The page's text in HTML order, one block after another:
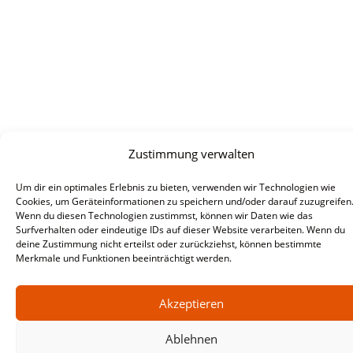
Zustimmung verwalten
Um dir ein optimales Erlebnis zu bieten, verwenden wir Technologien wie
Cookies, um Geräteinformationen zu speichern und/oder darauf zuzugreifen.
Wenn du diesen Technologien zustimmst, können wir Daten wie das
Surfverhalten oder eindeutige IDs auf dieser Website verarbeiten. Wenn du
deine Zustimmung nicht erteilst oder zurückziehst, können bestimmte
Merkmale und Funktionen beeinträchtigt werden.
Akzeptieren
Ablehnen